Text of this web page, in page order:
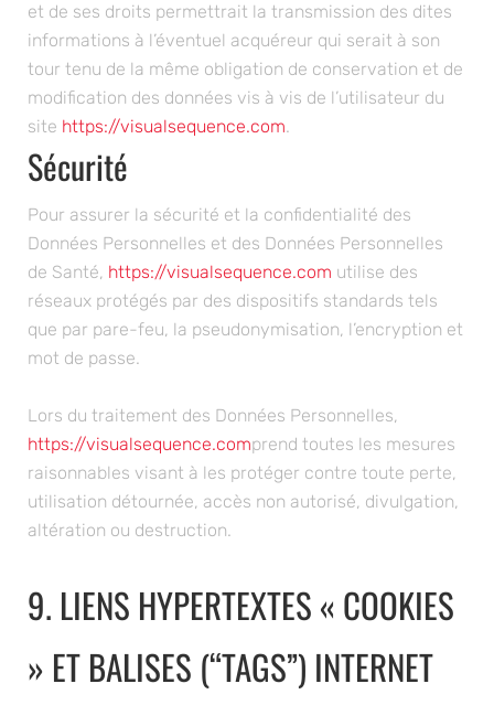
et de ses droits permettrait la transmission des dites
informations à l’éventuel acquéreur qui serait à son
tour tenu de la même obligation de conservation et de
modification des données vis à vis de l’utilisateur du
site https://visualsequence.com
Sécurité
Pour assurer la sécurité et la confidentialité des
Données Personnelles et des Données Personnelles
de Santé, https://visualsequence.com utilise des
réseaux protégés par des dispositifs standards tels
que par pare-feu, la pseudonymisation, l’encryption et
mot de passe.
Lors du traitement des Données Personnelles,
https://visualsequence.comprend toutes les mesures
raisonnables visant à les protéger contre toute perte,
utilisation détournée, accès non autorisé, divulgation,
altération ou destruction.
9. LIENS HYPERTEXTES « COOKIES
» ET BALISES (“TAGS”) INTERNET